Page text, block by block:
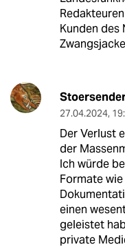
Kunden des
27.04.2024,
Der Verlust
der
Ich würde
Formate
einen
geleistet
private